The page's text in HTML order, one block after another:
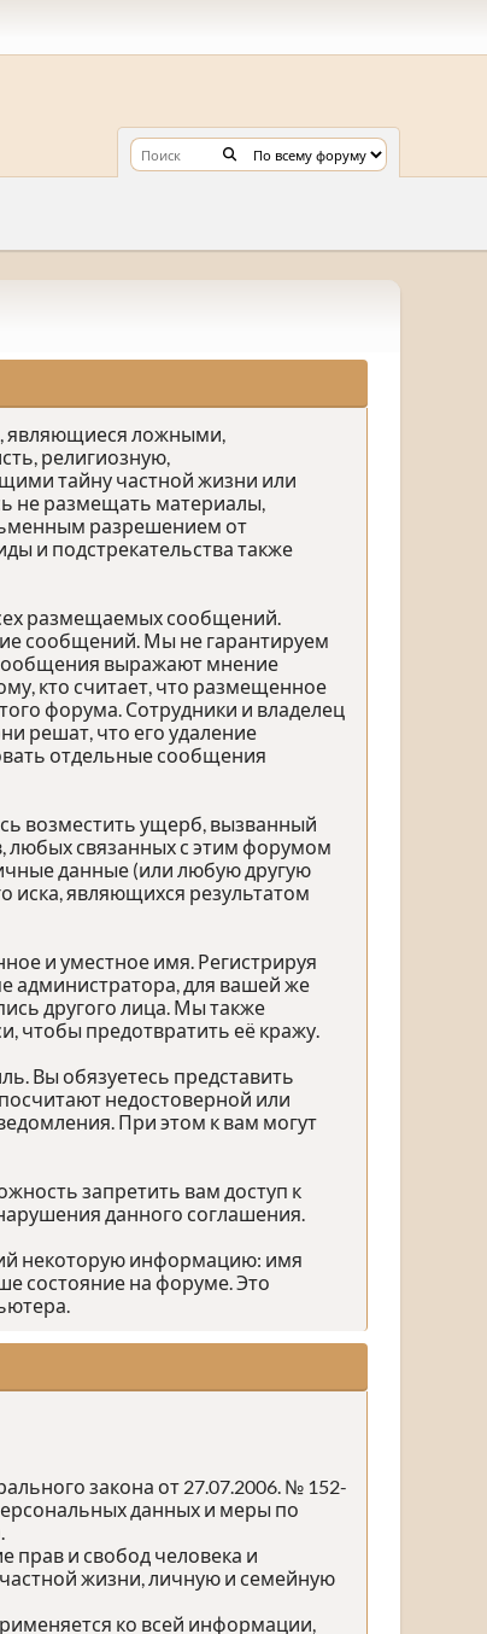
являющиеся ложными,
религиозную,
тайну частной жизни или
не размещать материалы,
разрешением от
и подстрекательства также
размещаемых сообщений.
сообщений. Мы не гарантируем
выражают мнение
кто считает, что размещенное
форума. Сотрудники и владелец
решат, что его удаление
отдельные сообщения
возместить ущерб, вызванный
любых связанных с этим форумом
данные (или любую другую
являющихся результатом
и уместное имя. Регистрируя
администратора, для вашей же
другого лица. Мы также
чтобы предотвратить её кражу.
Вы обязуетесь представить
недостоверной или
При этом к вам могут
запретить вам доступ к
данного соглашения.
некоторую информацию: имя
состояние на форуме. Это
закона от 27.07.2006. № 152-
данных и меры по
прав и свобод человека и
жизни, личную и семейную
ко всей информации,